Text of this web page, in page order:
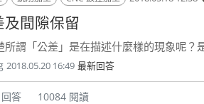
間隙保留
所謂「公差」是在描述什麼樣的現象呢？
2018.05.20 16:49 最新回答
答 10084 閱讀